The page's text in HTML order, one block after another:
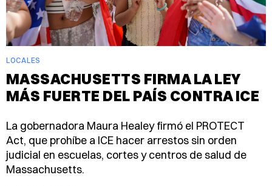
LOCALES
MASSACHUSETTS FIRMA LA LEY
MÁS FUERTE DEL PAÍS CONTRA ICE
La gobernadora Maura Healey firmó el PROTECT
Act, que prohíbe a ICE hacer arrestos sin orden
judicial en escuelas, cortes y centros de salud de
Massachusetts.